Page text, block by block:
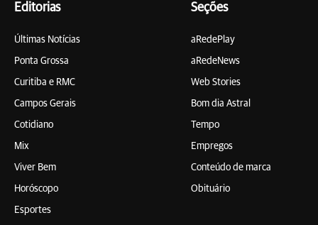
Editorias
Últimas Notícias
Ponta Grossa
Curitiba e RMC
Campos Gerais
Cotidiano
Mix
Viver Bem
Horóscopo
Esportes
Seções
aRedePlay
aRedeNews
Web Stories
Bom dia Astral
Tempo
Empregos
Conteúdo de marca
Obituário